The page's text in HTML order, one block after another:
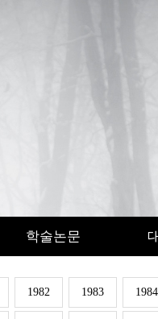
학술논문
1982 1983 1984